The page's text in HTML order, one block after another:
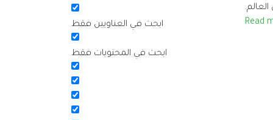
Read ابحث في العناويين فقط
ابحث في المحتويات فقط